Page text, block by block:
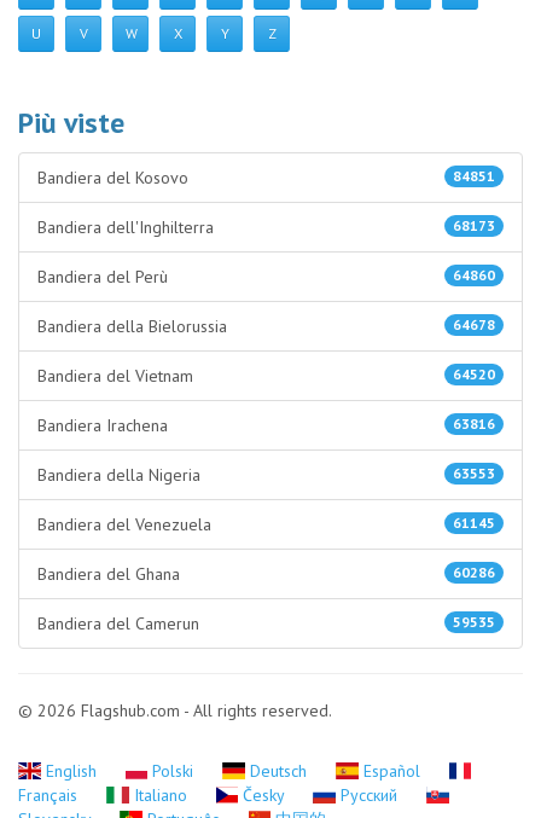
U V W X Y Z
Più viste
84851
Bandiera del Kosovo
68173
Bandiera dell'Inghilterra
64860
Bandiera del Perù
64678
Bandiera della Bielorussia
64520
Bandiera del Vietnam
63816
Bandiera Irachena
63553
Bandiera della Nigeria
61145
Bandiera del Venezuela
60286
Bandiera del Ghana
59535
Bandiera del Camerun
© 2026 Flagshub.com - All rights reserved.
English Polski Deutsch
Español
Français
Italiano Česky
Русский